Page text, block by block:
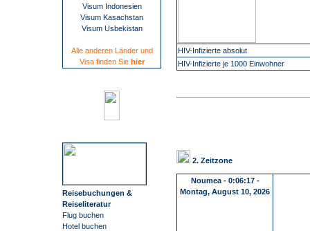
Visum Indonesien
Visum Kasachstan
Visum Usbekistan
Alle anderen Länder und
Visa finden Siehier
Reisebuchungen &
Reiseliteratur
Flug buchen
Hotel buchen
HIV-Infizierte absolut
HIV-Infizierte je 1000 Einwohner
2. Zeitzone
Noumea - 0:06:18 -
Montag, August 10, 2026